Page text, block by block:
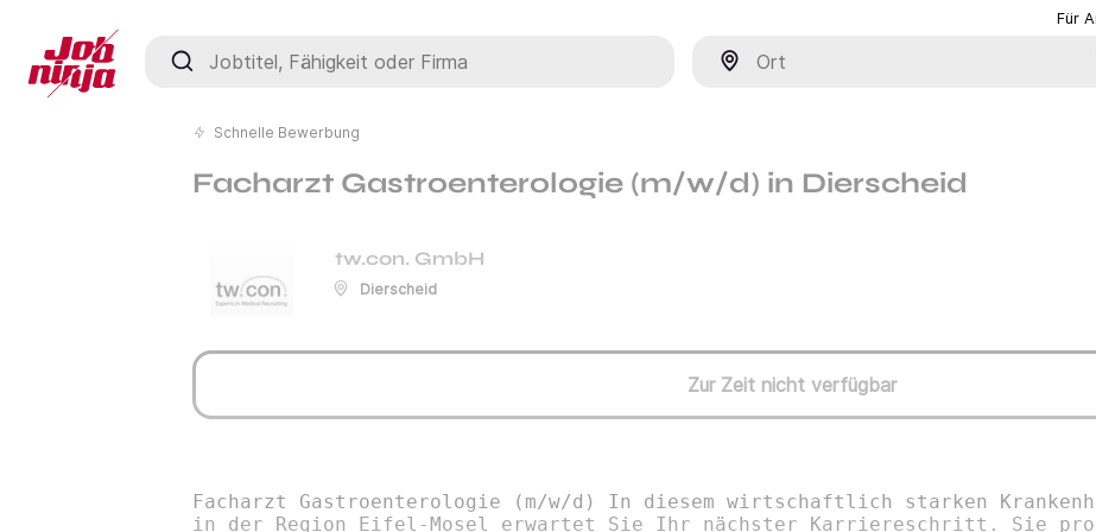
Für
Jobtitel, Fähigkeit oder Firma
Schnelle Bewerbung
Facharzt Gastroenterologie (m/w/d) in Dierscheid
tw.con. GmbH
Dierscheid
Zur Zeit nicht verfügbar
Facharzt Gastroenterologie (m/w/d) In diesem wirtschaftlich starken
in der Region Eifel-Mosel erwartet Sie Ihr nächster Karriereschritt. Sie